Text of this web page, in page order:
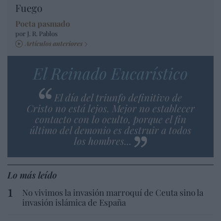
Fuego
Poeta pasmado
por J. R. Pablos
Artículos anteriores
El Reinado Eucarístico
El día del triunfo definitivo de
Cristo no está lejos. Mejor no establecer
contacto con lo oculto, porque el fin
último del demonio es destruir a todos
los hombres...
Lo más leído
No vivimos la invasión marroquí de Ceuta sino la
invasión islámica de España